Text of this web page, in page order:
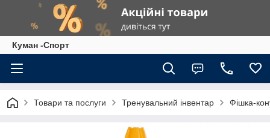
Куман -Спорт
Товари та послуги Тренувальний інвентар Фішка-